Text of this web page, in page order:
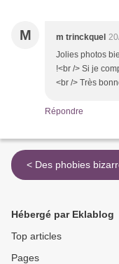
M m trinckquel
Jolies photos
!<br /> Si je
<br /> Très
Répondre
< Des phobies
Hébergé par Eklablog
Top articles
Pages